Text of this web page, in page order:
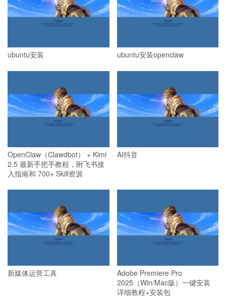
ubuntu安装 ubuntu安装openclaw
OpenClaw（Clawdbot） + Kimi
2.5 最新手把手教程，附飞书接
入指南和 700+ Skill资源
AI抖音
新媒体运营工具
Adobe Premiere Pro
2025（Win/Mac版）一键安装
详细教程+安装包